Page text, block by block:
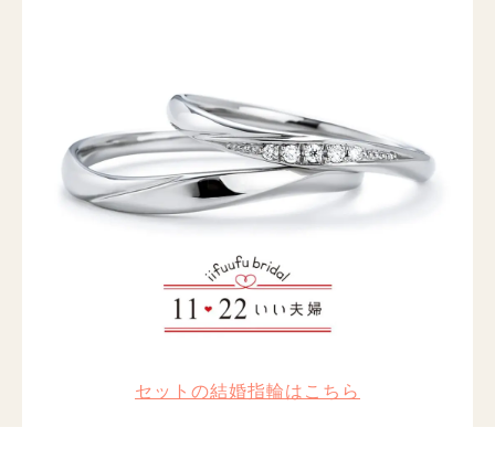
セットの結婚指輪はこちら